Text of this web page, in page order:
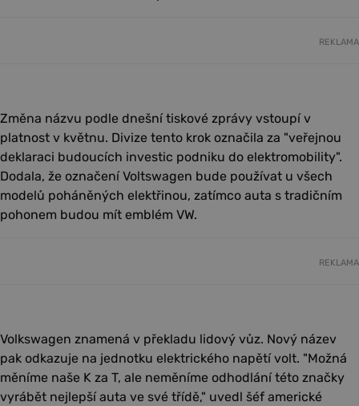
REKLAMA
Změna názvu podle dnešní tiskové zprávy vstoupí v
platnost v květnu. Divize tento krok označila za "veřejnou
deklaraci budoucích investic podniku do elektromobility".
Dodala, že označení Voltswagen bude používat u všech
modelů poháněných elektřinou, zatímco auta s tradičním
pohonem budou mít emblém VW.
REKLAMA
Volkswagen znamená v překladu lidový vůz. Nový název
pak odkazuje na jednotku elektrického napětí volt. "Možná
měníme naše K za T, ale neměníme odhodlání této značky
vyrábět nejlepší auta ve své třídě," uvedl šéf americké